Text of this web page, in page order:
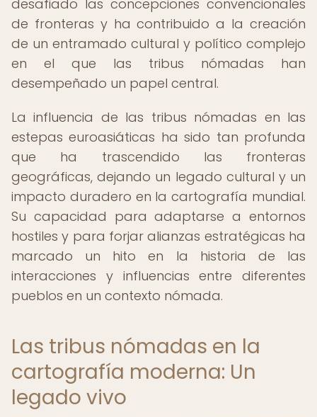
desafiado las concepciones convencionales
de fronteras y ha contribuido a la creación
de un entramado cultural y político complejo
en el que las tribus nómadas han
desempeñado un papel central.
La influencia de las tribus nómadas en las
estepas euroasiáticas ha sido tan profunda
que ha trascendido las fronteras
geográficas, dejando un legado cultural y un
impacto duradero en la cartografía mundial.
Su capacidad para adaptarse a entornos
hostiles y para forjar alianzas estratégicas ha
marcado un hito en la historia de las
interacciones y influencias entre diferentes
pueblos en un contexto nómada.
Las tribus nómadas en la
cartografía moderna: Un
legado vivo